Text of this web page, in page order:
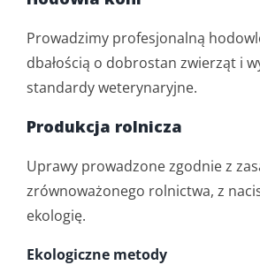
Oferta
Działalność rolnicza
Kontakt
Prowadzimy profesjonalną
dbałością o dobrostan zwierząt i
standardy weterynaryjne.
Produkcja rolnicza
Uprawy prowadzone zgodnie z
zrównoważonego rolnictwa, z
ekologię.
Ekologiczne metody